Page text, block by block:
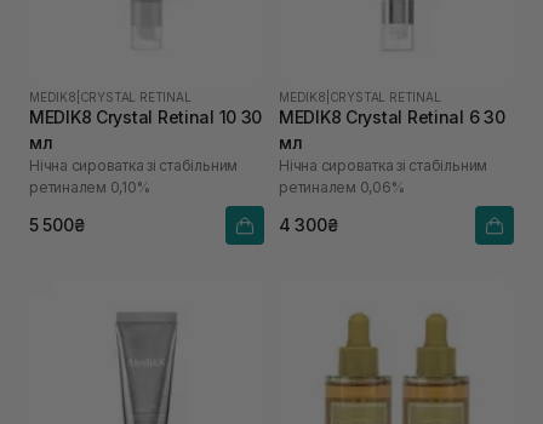
MEDIK8 CRYSTAL RETINAL
MEDIK8 Crystal Retinal 10 30
мл
Нічна сироватка зі стабільним
ретиналем 0,10%
5 500₴
MEDIK8 CRYSTAL RETINAL
MEDIK8 Crystal Retinal 6 30
мл
Нічна сироватка зі стабільним
ретиналем 0,06%
4 300₴